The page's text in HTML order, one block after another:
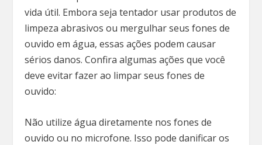
vida útil. Embora seja tentador usar produtos de
limpeza abrasivos ou mergulhar seus fones de
ouvido em água, essas ações podem causar
sérios danos. Confira algumas ações que você
deve evitar fazer ao limpar seus fones de
ouvido:
Não utilize água diretamente nos fones de
ouvido ou no microfone. Isso pode danificar os